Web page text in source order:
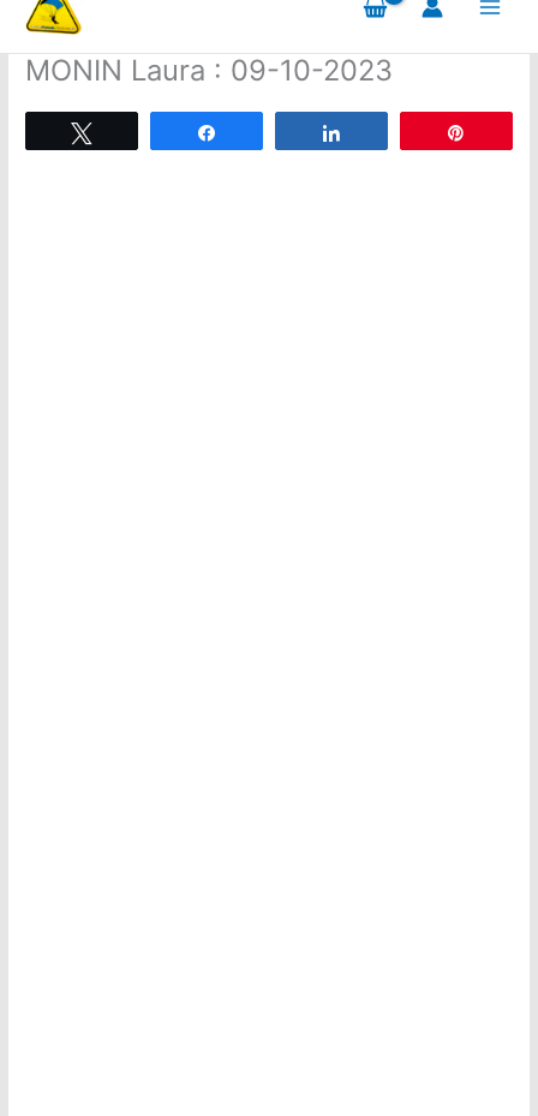
contenu
MONIN Laura : 09-10-2023